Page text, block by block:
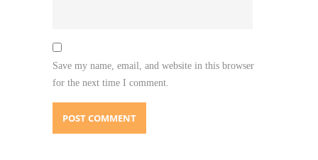
Save my name, email, and website in this browser
for the next time I comment.